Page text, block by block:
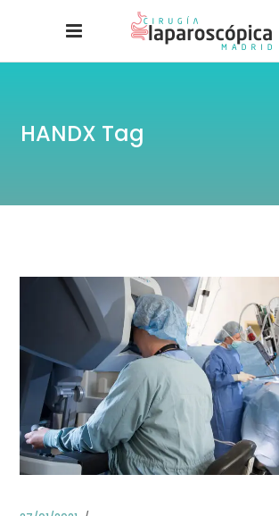
HANDX Tag